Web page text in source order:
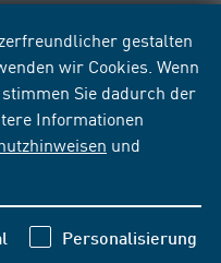
gestalten
wir Cookies. Wenn
Sie dadurch der
Informationen
und
Personalisierung